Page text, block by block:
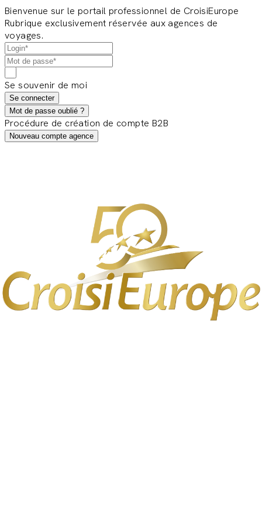
Bienvenue sur le portail professionnel de CroisiEurope
Rubrique exclusivement réservée aux agences de
voyages.
Se souvenir de moi
Se connecter
Mot de passe oublié ?
Procédure de création de compte B2B
Nouveau compte agence